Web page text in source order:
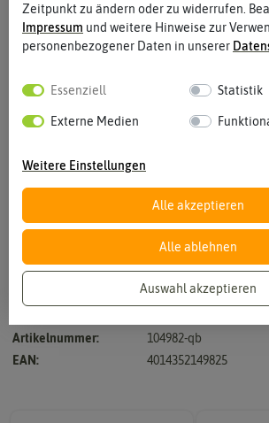
Vergrößern durch berühren
Artikelnummer:
104982-qb
EAN:
4014352149825
Zeitpunkt zu ändern oder zu widerrufen.
Impressum und weitere Hinweise zur
personenbezogener Daten in unserer
Essenziell Statistik
Externe Medien
Weitere Einstellungen
Alle akzeptieren
Alle ablehnen
Auswahl akzeptieren